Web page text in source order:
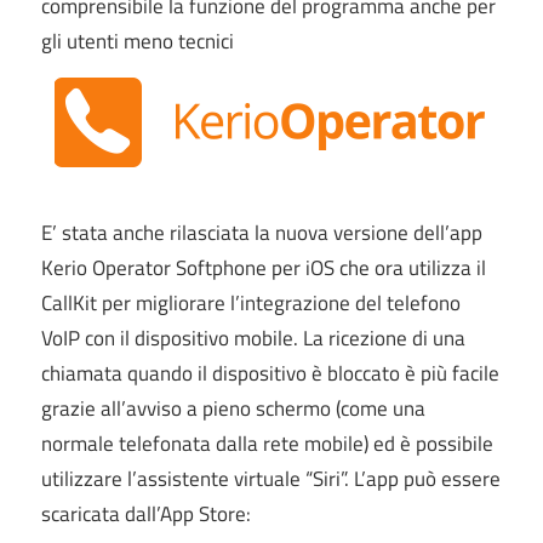
comprensibile la funzione del programma anche per
gli utenti meno tecnici
E’ stata anche rilasciata la nuova versione dell’app
Kerio Operator Softphone per iOS che ora utilizza il
CallKit per migliorare l’integrazione del telefono
VoIP con il dispositivo mobile. La ricezione di una
chiamata quando il dispositivo è bloccato è più facile
grazie all’avviso a pieno schermo (come una
normale telefonata dalla rete mobile) ed è possibile
utilizzare l’assistente virtuale “Siri”. L’app può essere
scaricata dall’App Store: